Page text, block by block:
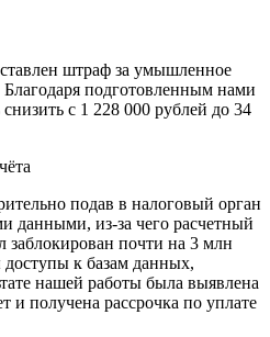
штраф за умышленное
подготовленным нами
с 1 228 000 рублей до 34
подав в налоговый орган
данными, из-за чего расчетный
заблокирован почти на 3 млн
к базам данных,
нашей работы была выявлена
и получена рассрочка по уплате